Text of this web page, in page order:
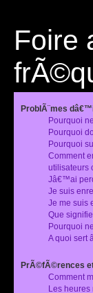
Foire
ProblÃ¨mes
Pourquoi
Pourquoi
Pourquoi
Comment
utilisateurs
Jâ€™ai
Je suis
Je me suis
Que
Pourquoi
A quoi sert
PrÃ©fÃ©rences
Comment
Les heures